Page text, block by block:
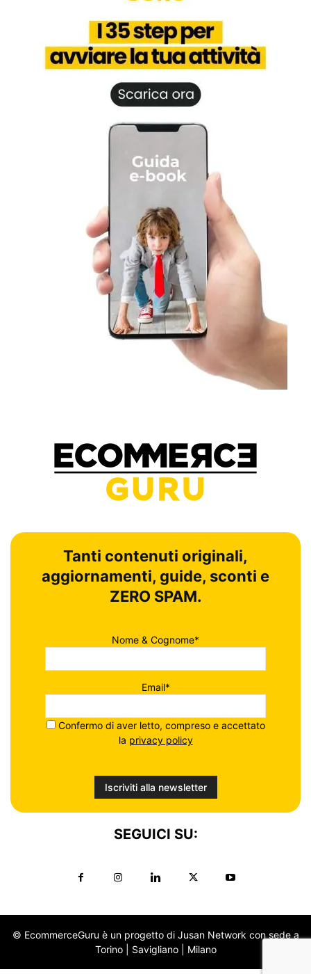
Tanti contenuti originali,
aggiornamenti, guide, sconti e
ZERO SPAM.
Nome & Cognome*
Email*
Confermo di aver letto, compreso e accettato
la privacy policy
SEGUICI SU:
© EcommerceGuru è un progetto di Jusan Network con sede a
Torino | Savigliano | Milano